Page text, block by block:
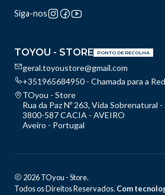
Siga-nos
TOYOU - STORE PONTO DE RECOLHA
geral.toyoustore@gmail.com
+351965684950 - Chamada para a
TOyou - Store
Rua da Paz Nº 263, Vida Sobrenatural
3800-587 CACIA - AVEIRO
Aveiro - Portugal
2026 TOyou - Store.
Todos os Direitos Reservados. Com